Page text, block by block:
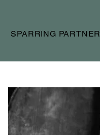
SPARRING PARTNER